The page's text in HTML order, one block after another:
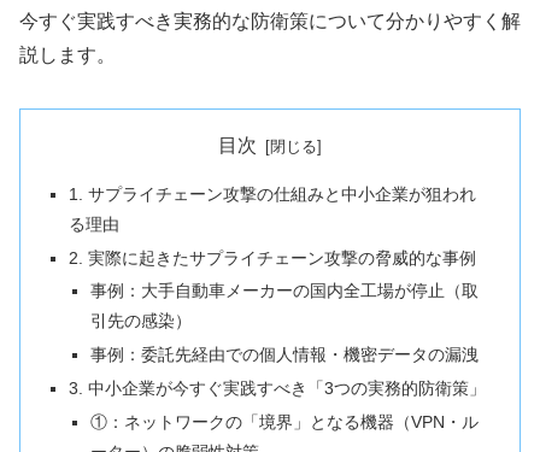
今すぐ実践すべき実務的な防衛策について分かりやすく解
説します。
目次
1. サプライチェーン攻撃の仕組みと中小企業が狙われ
る理由
2. 実際に起きたサプライチェーン攻撃の脅威的な事例
事例：大手自動車メーカーの国内全工場が停止（取
引先の感染）
事例：委託先経由での個人情報・機密データの漏洩
3. 中小企業が今すぐ実践すべき「3つの実務的防衛策」
①：ネットワークの「境界」となる機器（VPN・ル